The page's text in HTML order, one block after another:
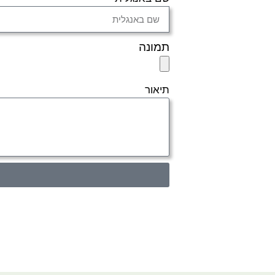
תמונה
תיאור